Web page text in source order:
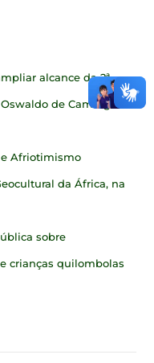
alcance da 2ª
de Camargo
Afriotimismo
da África, na
sobre
crianças quilombolas